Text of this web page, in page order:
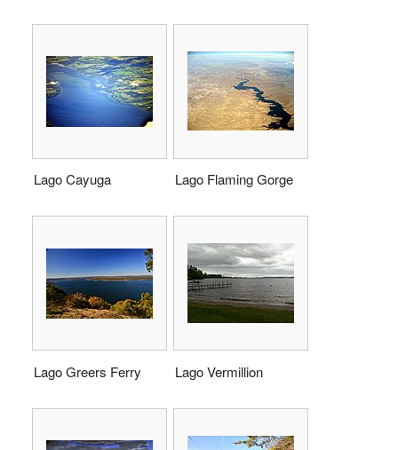
Lago Cayuga Lago Flaming Gorge
Lago Greers Ferry Lago Vermillion